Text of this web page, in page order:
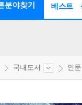
분야찾기 베스트
국내도서 인문